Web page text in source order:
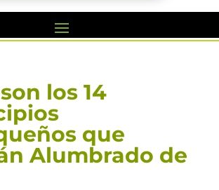
los 14
que
Alumbrado de